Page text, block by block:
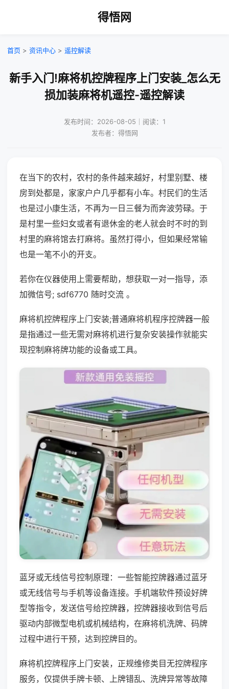
得悟网
首页 > 资讯中心 > 遥控解读
新手入门!麻将机控牌程序上门安装_怎么无
损加装麻将机遥控-遥控解读
发布时间：2026-08-05｜阅读：1
发布者：得悟网
在当下的农村，农村的条件越来越好，村里别墅、楼
房到处都是，家家户户几乎都有小车。村民们的生活
也是过小康生活，不再为一日三餐为而奔波劳碌。于
是村里一些妇女或者有退休金的老人就会时不时的到
村里的麻将馆去打麻将。虽然打得小，但如果经常输
也是一笔不小的开支。
若你在仪器使用上需要帮助，想获取一对一指导，添
加微信号; sdf6770 随时交流 。
麻将机控牌程序上门安装;普通麻将机程序控牌器一般
是指通过一些无需对麻将机进行复杂安装操作就能实
现控制麻将牌功能的设备或工具。
蓝牙或无线信号控制原理：一些智能控牌器通过蓝牙
或无线信号与手机等设备连接。手机端软件预设好牌
型等指令，发送信号给控牌器，控牌器接收到信号后
驱动内部微型电机或机械结构，在麻将机洗牌、码牌
过程中进行干预，达到控牌目的。
麻将机控牌程序上门安装，正规维修类目无控牌程序
服务，仅提供手牌卡顿、上牌错乱、洗牌异常等故障